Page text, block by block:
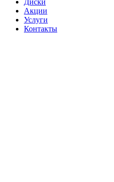
Диски
Акции
Услуги
Контакты